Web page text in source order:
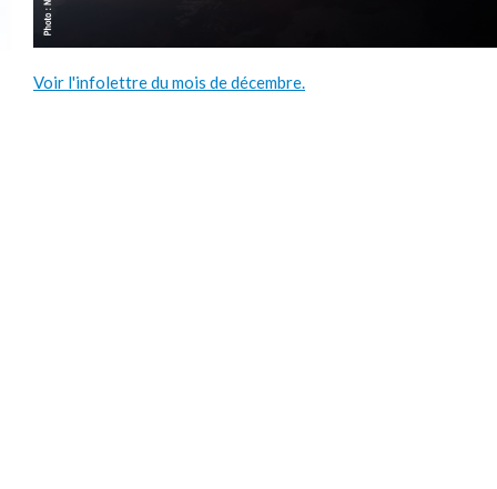
Voir l'infolettre du mois de décembre.